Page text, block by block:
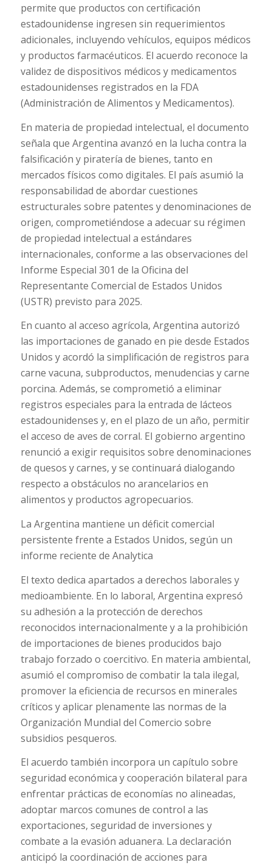
permite que productos con certificación
estadounidense ingresen sin requerimientos
adicionales, incluyendo vehículos, equipos médicos
y productos farmacéuticos. El acuerdo reconoce la
validez de dispositivos médicos y medicamentos
estadounidenses registrados en la FDA
(Administración de Alimentos y Medicamentos).
En materia de propiedad intelectual, el documento
señala que Argentina avanzó en la lucha contra la
falsificación y piratería de bienes, tanto en
mercados físicos como digitales. El país asumió la
responsabilidad de abordar cuestiones
estructurales sobre patentes y denominaciones de
origen, comprometiéndose a adecuar su régimen
de propiedad intelectual a estándares
internacionales, conforme a las observaciones del
Informe Especial 301 de la Oficina del
Representante Comercial de Estados Unidos
(USTR) previsto para 2025.
En cuanto al acceso agrícola, Argentina autorizó
las importaciones de ganado en pie desde Estados
Unidos y acordó la simplificación de registros para
carne vacuna, subproductos, menudencias y carne
porcina. Además, se comprometió a eliminar
registros especiales para la entrada de lácteos
estadounidenses y, en el plazo de un año, permitir
el acceso de aves de corral. El gobierno argentino
renunció a exigir requisitos sobre denominaciones
de quesos y carnes, y se continuará dialogando
respecto a obstáculos no arancelarios en
alimentos y productos agropecuarios.
La Argentina mantiene un déficit comercial
persistente frente a Estados Unidos, según un
informe reciente de Analytica
El texto dedica apartados a derechos laborales y
medioambiente. En lo laboral, Argentina expresó
su adhesión a la protección de derechos
reconocidos internacionalmente y a la prohibición
de importaciones de bienes producidos bajo
trabajo forzado o coercitivo. En materia ambiental,
asumió el compromiso de combatir la tala ilegal,
promover la eficiencia de recursos en minerales
críticos y aplicar plenamente las normas de la
Organización Mundial del Comercio sobre
subsidios pesqueros.
El acuerdo también incorpora un capítulo sobre
seguridad económica y cooperación bilateral para
enfrentar prácticas de economías no alineadas,
adoptar marcos comunes de control a las
exportaciones, seguridad de inversiones y
combate a la evasión aduanera. La declaración
anticipó la coordinación de acciones para